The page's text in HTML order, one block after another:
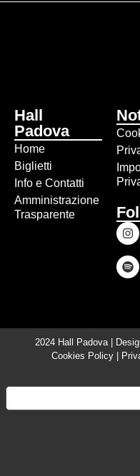
Hall
Padova
Home
Biglietti
Info e Contatti
Amministrazione
Trasparente
2024 Hall Padova |
Cookies Policy